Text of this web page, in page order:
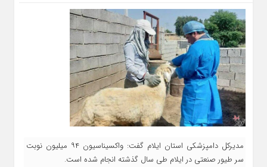
مدیرکل دامپزشکی استان ایلام گفت: واکسیناسیون ۹۴ میلیون نوبت
سر طیور صنعتی در ایلام طی سال گذشته انجام شده است.